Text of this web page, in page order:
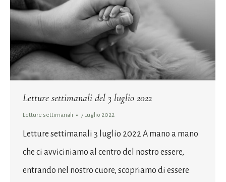
Letture settimanali del 3 luglio 2022
Letture settimanali 7 Luglio 2022
Letture settimanali 3 luglio 2022 A mano a mano
che ci avviciniamo al centro del nostro essere,
entrando nel nostro cuore, scopriamo di essere